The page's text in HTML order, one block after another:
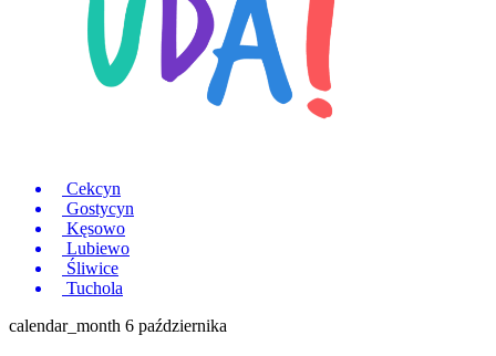
Cekcyn
Gostycyn
Kęsowo
Lubiewo
Śliwice
Tuchola
calendar_month 6 października